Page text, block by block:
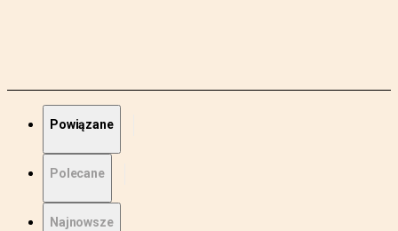
Powiązane
Polecane
Najnowsze